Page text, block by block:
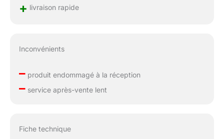
+ livraison rapide
Inconvénients
–produit endommagé à la réception
–service après-vente lent
Fiche technique